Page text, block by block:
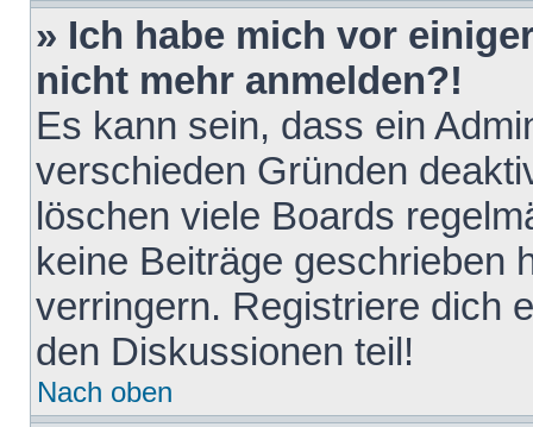
» Ich habe mich vor
nicht mehr anmelden?!
Es kann sein, dass ein
verschieden Gründen
löschen viele Boards
keine Beiträge geschrieben
verringern. Registriere dich
den Diskussionen teil!
Nach oben